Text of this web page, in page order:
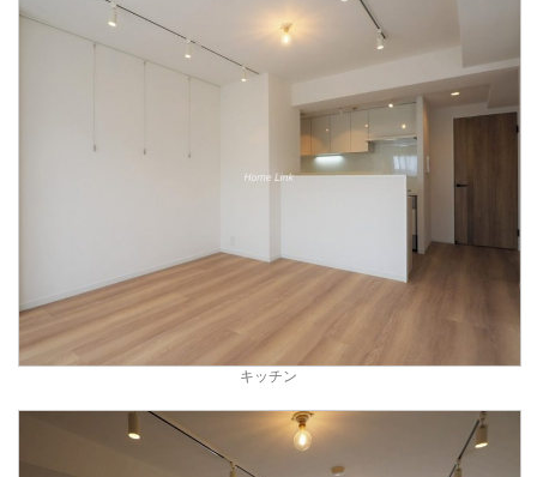
キッチン